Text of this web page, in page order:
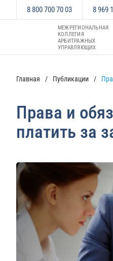
8 800 700 70 03 8 969
МЕЖРЕГИОНАЛЬНАЯ
КОЛЛЕГИЯ
АРБИТРАЖНЫХ
УПРАВЛЯЮЩИХ
Главная Публикации
Права и
платить за